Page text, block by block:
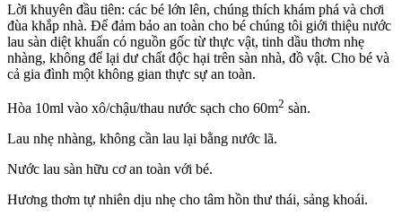
Lời khuyên đầu tiên: các bé lớn lên, chúng thích khám phá và chơi
đùa khắp nhà. Để đảm bảo an toàn cho bé chúng tôi giới thiệu nước
lau sàn diệt khuẩn có nguồn gốc từ thực vật, tinh dầu thơm nhẹ
nhàng, không để lại dư chất độc hại trên sàn nhà, đồ vật. Cho bé và
cả gia đình một không gian thực sự an toàn.
Hòa 10ml vào xô/chậu/thau nước sạch cho 60m2 sàn.
Lau nhẹ nhàng, không cần lau lại bằng nước lã.
Nước lau sàn hữu cơ an toàn với bé.
Hương thơm tự nhiên dịu nhẹ cho tâm hồn thư thái, sảng khoái.